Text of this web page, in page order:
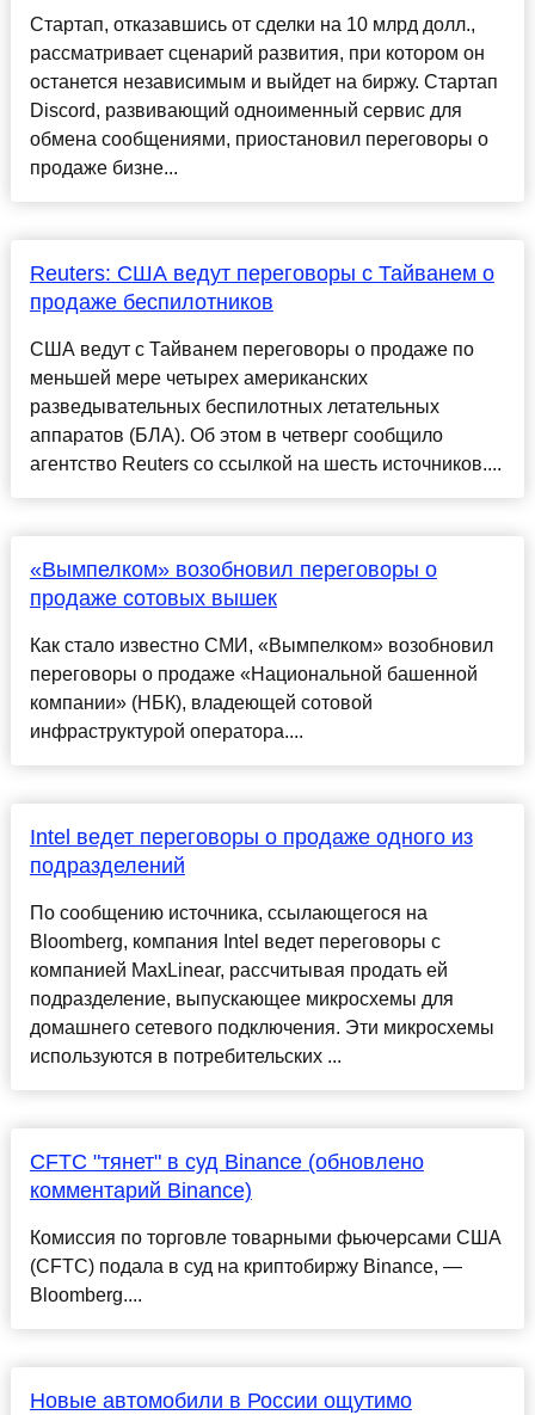
Стартап, отказавшись от сделки на 10 млрд долл.,
рассматривает сценарий развития, при котором он
останется независимым и выйдет на биржу. Стартап
Discord, развивающий одноименный сервис для
обмена сообщениями, приостановил переговоры о
продаже бизне...
Reuters: США ведут переговоры с Тайванем о
продаже беспилотников
США ведут с Тайванем переговоры о продаже по
меньшей мере четырех американских
разведывательных беспилотных летательных
аппаратов (БЛА). Об этом в четверг сообщило
агентство Reuters со ссылкой на шесть источников....
«Вымпелком» возобновил переговоры о
продаже сотовых вышек
Как стало известно СМИ, «Вымпелком» возобновил
переговоры о продаже «Национальной башенной
компании» (НБК), владеющей сотовой
инфраструктурой оператора....
Intel ведет переговоры о продаже одного из
подразделений
По сообщению источника, ссылающегося на
Bloomberg, компания Intel ведет переговоры с
компанией MaxLinear, рассчитывая продать ей
подразделение, выпускающее микросхемы для
домашнего сетевого подключения. Эти микросхемы
используются в потребительских ...
CFTC "тянет" в суд Binance (обновлено
комментарий Binance)
Комиссия по торговле товарными фьючерсами США
(CFTC) подала в суд на криптобиржу Binance, —
Bloomberg....
Новые автомобили в России ощутимо